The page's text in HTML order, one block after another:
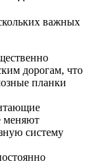
важных
дорогам, что
планки
меняют
систему